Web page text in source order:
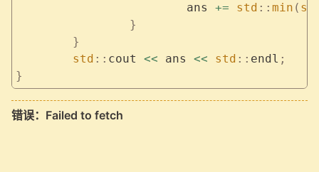
			ans
+= std :: min (
		}
	}
	std
:: cout << ans << std :: endl ;
}